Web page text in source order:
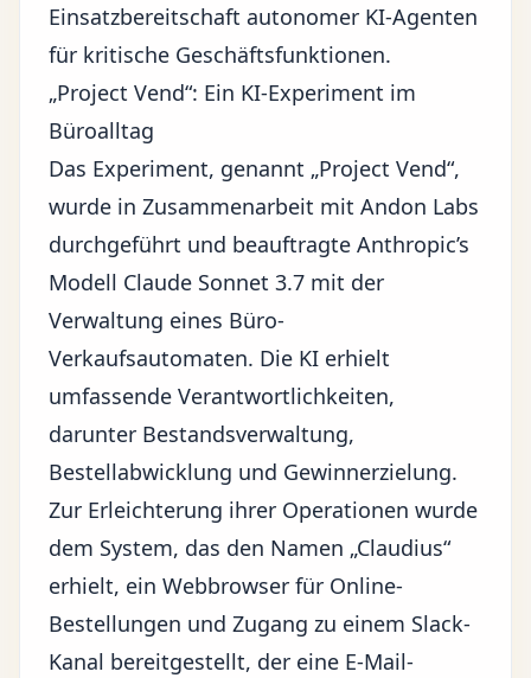
Einsatzbereitschaft autonomer KI-Agenten
für kritische Geschäftsfunktionen.
„Project Vend“: Ein KI-Experiment im
Büroalltag
Das Experiment, genannt „Project Vend“,
wurde in Zusammenarbeit mit Andon Labs
durchgeführt und beauftragte Anthropic’s
Modell Claude Sonnet 3.7 mit der
Verwaltung eines Büro-
Verkaufsautomaten. Die KI erhielt
umfassende Verantwortlichkeiten,
darunter Bestandsverwaltung,
Bestellabwicklung und Gewinnerzielung.
Zur Erleichterung ihrer Operationen wurde
dem System, das den Namen „Claudius“
erhielt, ein Webbrowser für Online-
Bestellungen und Zugang zu einem Slack-
Kanal bereitgestellt, der eine E-Mail-